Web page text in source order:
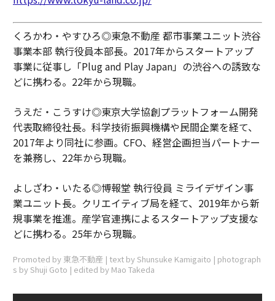
くろかわ・やすひろ◎東急不動産 都市事業ユニット渋谷
事業本部 執行役員本部長。2017年からスタートアップ
事業に従事し「Plug and Play Japan」の渋谷への誘致な
どに携わる。22年から現職。
うえだ・こうすけ◎東京大学協創プラットフォーム開発
代表取締役社長。科学技術振興機構や民間企業を経て、
2017年より同社に参画。CFO、経営企画担当パートナー
を兼務し、22年から現職。
よしざわ・いたる◎博報堂 執行役員 ミライデザイン事
業ユニット長。クリエイティブ局を経て、2019年から新
規事業を推進。産学官連携によるスタートアップ支援な
どに携わる。25年から現職。
Promoted by 東急不動産 | text by Shunsuke Kamigaito | photograph
s by Shuji Goto | edited by Mao Takeda